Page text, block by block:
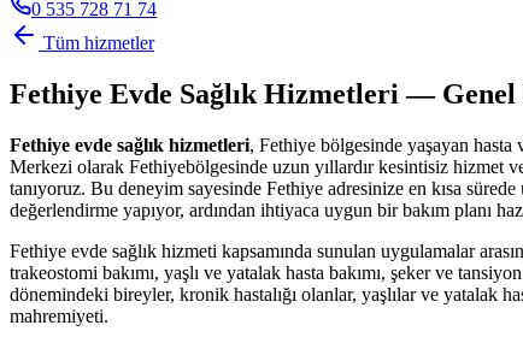
0 535 728 71 74
Tüm hizmetler
Fethiye Evde Sağlık Hizmetleri — Genel
Fethiye evde sağlık hizmetleri, Fethiye bölgesinde yaşayan hasta
Merkezi olarak Fethiyebölgesinde uzun yıllardır kesintisiz hizmet
tanıyoruz. Bu deneyim sayesinde Fethiye adresinize en kısa
değerlendirme yapıyor, ardından ihtiyaca uygun bir bakım planı
Fethiye evde sağlık hizmeti kapsamında sunulan uygulamalar
trakeostomi bakımı, yaşlı ve yatalak hasta bakımı, şeker ve
dönemindeki bireyler, kronik hastalığı olanlar, yaşlılar ve yatalak
mahremiyeti.